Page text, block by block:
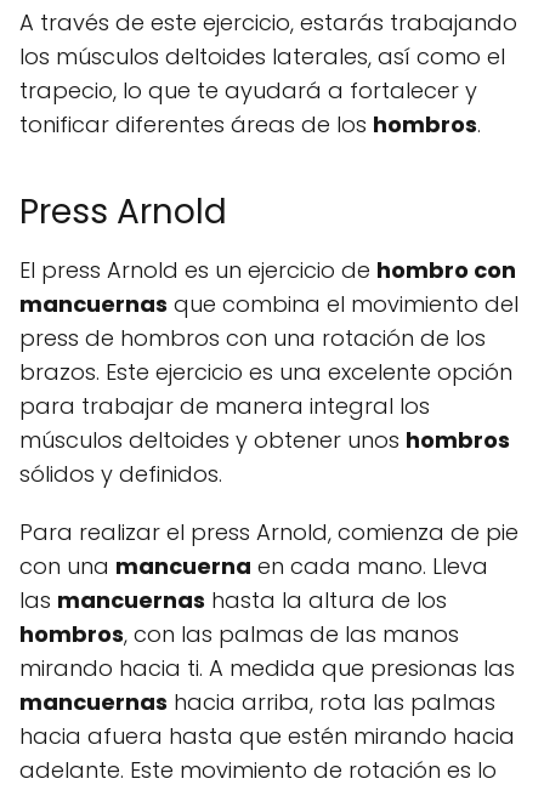
A través de este ejercicio, estarás trabajando
los músculos deltoides laterales, así como el
trapecio, lo que te ayudará a fortalecer y
tonificar diferentes áreas de los hombros.
Press Arnold
El press Arnold es un ejercicio de hombro con
mancuernas que combina el movimiento del
press de hombros con una rotación de los
brazos. Este ejercicio es una excelente opción
para trabajar de manera integral los
músculos deltoides y obtener unos hombros
sólidos y definidos.
Para realizar el press Arnold, comienza de pie
con una mancuerna en cada mano. Lleva
las mancuernas hasta la altura de los
hombros, con las palmas de las manos
mirando hacia ti. A medida que presionas las
mancuernas hacia arriba, rota las palmas
hacia afuera hasta que estén mirando hacia
adelante. Este movimiento de rotación es lo